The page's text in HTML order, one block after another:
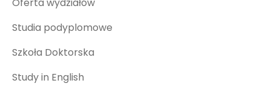
Studia podyplomowe
Szkoła Doktorska
Study in English